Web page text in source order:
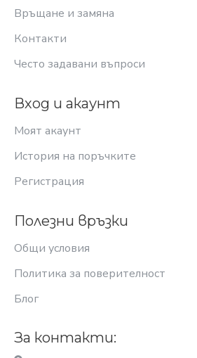
Връщане и замяна
Контакти
Често задавани въпроси
Вход и акаунт
Моят акаунт
История на поръчките
Регистрация
Полезни връзки
Общи условия
Политика за поверителност
Блог
За контакти: